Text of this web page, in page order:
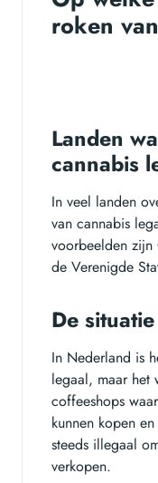
roken
Landen
cannabis
In veel landen
van cannabis
voorbeelden zijn
de Verenigde
De
In Nederland is
legaal, maar het
coffeeshops
kunnen kopen
steeds illegaal
verkopen.